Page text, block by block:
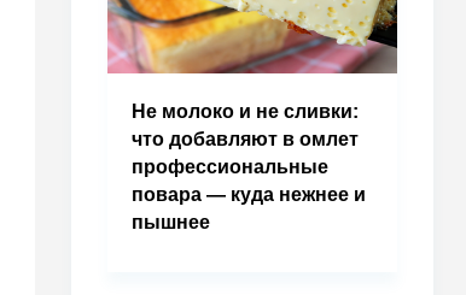
Не молоко и не сливки:
что добавляют в омлет
профессиональные
повара — куда нежнее и
пышнее